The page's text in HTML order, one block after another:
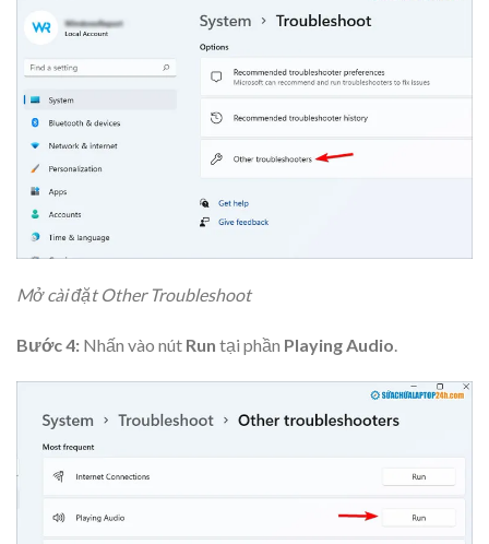
Mở cài đặt Other Troubleshoot
Bước 4: Nhấn vào nút Run tại phần Playing Audio.